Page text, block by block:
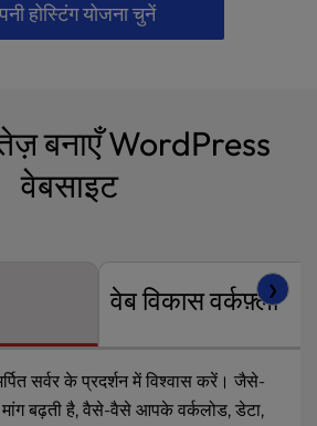
होस्टिंग योजना चुनें
बनाएँ WordPress
वेबसाइट
वेब विकास वर्कफ़्लो
❯
सर्वर के प्रदर्शन में विश्वास करें। जैसे-
बढ़ती है, वैसे-वैसे आपके वर्कलोड, डेटा,